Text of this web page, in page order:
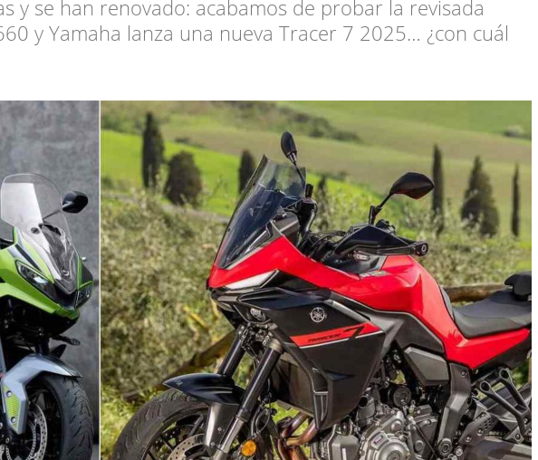
y se han renovado: acabamos de probar la revisada
y Yamaha lanza una nueva Tracer 7 2025… ¿con cuál